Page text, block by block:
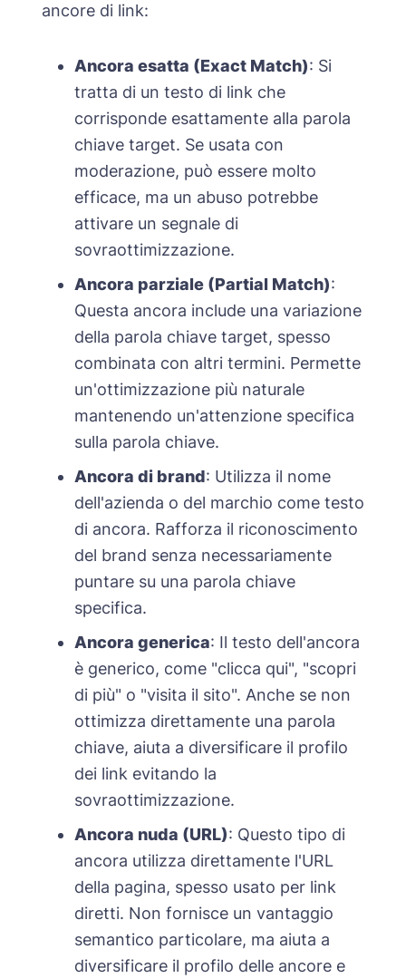
ancore di link:
Ancora esatta (Exact Match): Si
tratta di un testo di link che
corrisponde esattamente alla parola
chiave target. Se usata con
moderazione, può essere molto
efficace, ma un abuso potrebbe
attivare un segnale di
sovraottimizzazione.
Ancora parziale (Partial Match):
Questa ancora include una variazione
della parola chiave target, spesso
combinata con altri termini. Permette
un'ottimizzazione più naturale
mantenendo un'attenzione specifica
sulla parola chiave.
Ancora di brand: Utilizza il nome
dell'azienda o del marchio come testo
di ancora. Rafforza il riconoscimento
del brand senza necessariamente
puntare su una parola chiave
specifica.
Ancora generica: Il testo dell'ancora
è generico, come "clicca qui", "scopri
di più" o "visita il sito". Anche se non
ottimizza direttamente una parola
chiave, aiuta a diversificare il profilo
dei link evitando la
sovraottimizzazione.
Ancora nuda (URL): Questo tipo di
ancora utilizza direttamente l'URL
della pagina, spesso usato per link
diretti. Non fornisce un vantaggio
semantico particolare, ma aiuta a
diversificare il profilo delle ancore e